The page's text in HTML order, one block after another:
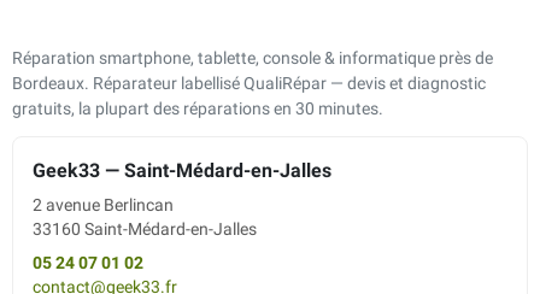
Réparation smartphone, tablette, console & informatique près de
Bordeaux. Réparateur labellisé QualiRépar — devis et diagnostic
gratuits, la plupart des réparations en 30 minutes.
Geek33 — Saint-Médard-en-Jalles
2 avenue Berlincan
33160 Saint-Médard-en-Jalles
05 24 07 01 02
contact@geek33.fr